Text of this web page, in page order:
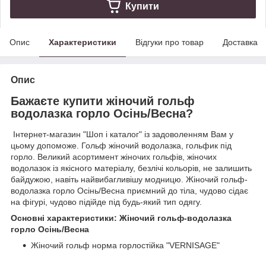
Купити
Опис Характеристики Відгуки про товар Доставка
Опис
Бажаєте купити жіночий гольф
водолазка горло Осінь/Весна?
Інтернет-магазин "Шоп і каталог" із задоволенням Вам у
цьому допоможе. Гольф жіночий водолазка, гольфик під
горло. Великий асортимент жіночих гольфів, жіночих
водолазок із якісного матеріалу, безлічі кольорів, не залишить
байдужою, навіть найвибагливішу модницю. Жіночий гольф-
водолазка горло Осінь/Весна приємний до тіла, чудово сідає
на фігурі, чудово підійде під будь-який тип одягу.
Основні характеристики: Жіночий гольф-водолазка
горло Осінь/Весна
Жіночий гольф норма горлостійка "VERNISAGE"